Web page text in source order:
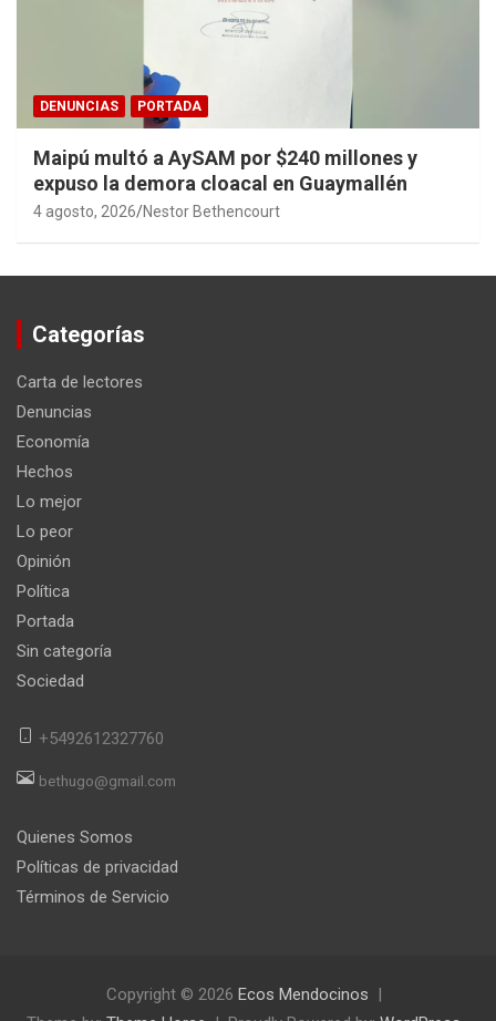
DENUNCIAS PORTADA
Maipú multó a AySAM por $240 millones y
expuso la demora cloacal en Guaymallén
4 agosto, 2026 Nestor Bethencourt
Categorías
Carta de lectores
Denuncias
Economía
Hechos
Lo mejor
Lo peor
Opinión
Política
Portada
Sin categoría
Sociedad
+5492612327760
bethugo@gmail.com
Quienes Somos
Políticas de privacidad
Términos de Servicio
Copyright © 2026 Ecos Mendocinos